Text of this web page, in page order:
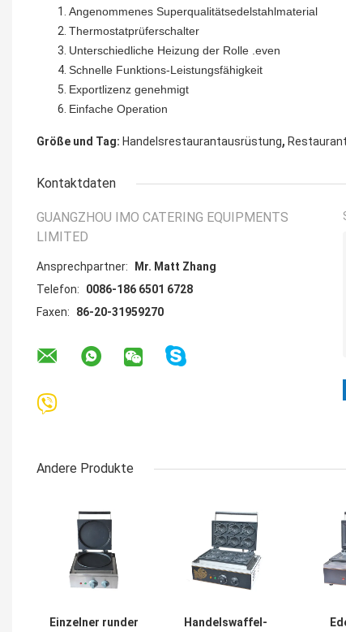
Angenommenes Superqualitätsedelstahlmaterial
Thermostatprüferschalter
Unterschiedliche Heizung der Rolle .even
Schnelle Funktions-Leistungsfähigkeit
Exportlizenz genehmigt
Einfache Operation
Größe und Tag: Handelsrestaurantausrüstung,
Kontaktdaten
GUANGZHOU IMO CATERING EQUIPMENTS
LIMITED
Ansprechpartner:
Mr. Matt Zhang
Telefon:
0086-186 6501 6728
Faxen:
86-20-31959270
Andere Produkte
Einzelner runder
Handelswaffel-